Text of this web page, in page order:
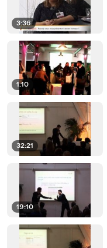
3:36
1:10
32:21
19:10